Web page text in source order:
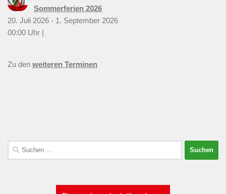
Sommerferien 2026
20. Juli 2026 - 1. September 2026
00:00 Uhr |
Zu den weiteren Terminen
Suchen
nach: